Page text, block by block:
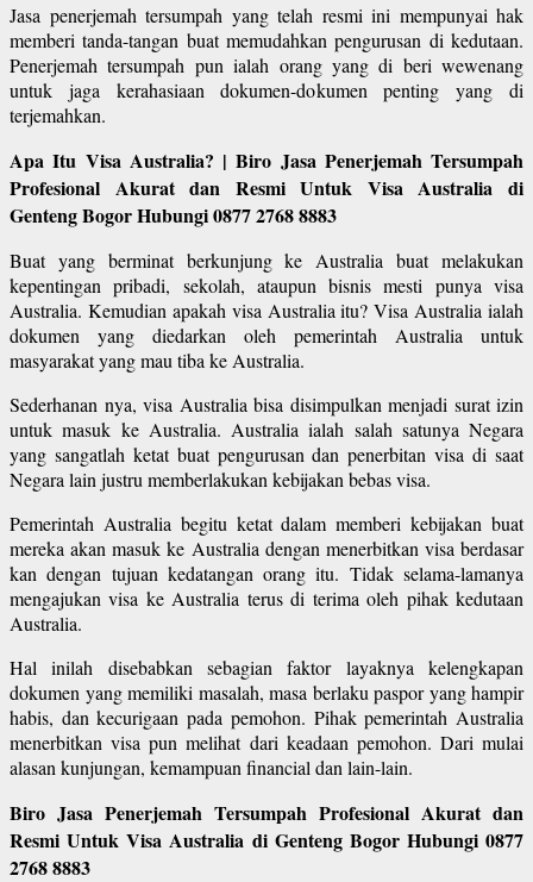
Jasa penerjemah tersumpah yang telah resmi ini mempunyai hak
memberi tanda-tangan buat memudahkan pengurusan di kedutaan.
Penerjemah tersumpah pun ialah orang yang di beri wewenang
untuk jaga kerahasiaan dokumen-dokumen penting yang di
terjemahkan.
Apa Itu Visa Australia? | Biro Jasa Penerjemah Tersumpah
Profesional Akurat dan Resmi Untuk Visa Australia di
Genteng Bogor Hubungi 0877 2768 8883
Buat yang berminat berkunjung ke Australia buat melakukan
kepentingan pribadi, sekolah, ataupun bisnis mesti punya visa
Australia. Kemudian apakah visa Australia itu? Visa Australia ialah
dokumen yang diedarkan oleh pemerintah Australia untuk
masyarakat yang mau tiba ke Australia.
Sederhanan nya, visa Australia bisa disimpulkan menjadi surat izin
untuk masuk ke Australia. Australia ialah salah satunya Negara
yang sangatlah ketat buat pengurusan dan penerbitan visa di saat
Negara lain justru memberlakukan kebijakan bebas visa.
Pemerintah Australia begitu ketat dalam memberi kebijakan buat
mereka akan masuk ke Australia dengan menerbitkan visa berdasar
kan dengan tujuan kedatangan orang itu. Tidak selama-lamanya
mengajukan visa ke Australia terus di terima oleh pihak kedutaan
Australia.
Hal inilah disebabkan sebagian faktor layaknya kelengkapan
dokumen yang memiliki masalah, masa berlaku paspor yang hampir
habis, dan kecurigaan pada pemohon. Pihak pemerintah Australia
menerbitkan visa pun melihat dari keadaan pemohon. Dari mulai
alasan kunjungan, kemampuan financial dan lain-lain.
Biro Jasa Penerjemah Tersumpah Profesional Akurat dan
Resmi Untuk Visa Australia di Genteng Bogor Hubungi 0877
2768 8883